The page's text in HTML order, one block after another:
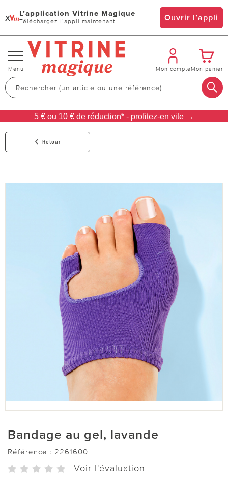
x L’application Vitrine Magique
Téléchargez l’appli maintenant Ouvrir l’appli
Changer
de
navigation
Menu Mon compteMon panier
5 € ou 10 € de réduction* - profitez-en vite →
Retour
Bandage au gel, lavande
Référence : 2261600
Voir l'évaluation